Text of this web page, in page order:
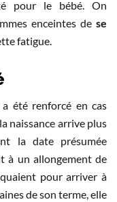
pour le bébé. On
enceintes de se
fatigue.
été renforcé en cas
naissance arrive plus
la date présumée
à un allongement de
pour arriver à
de son terme, elle